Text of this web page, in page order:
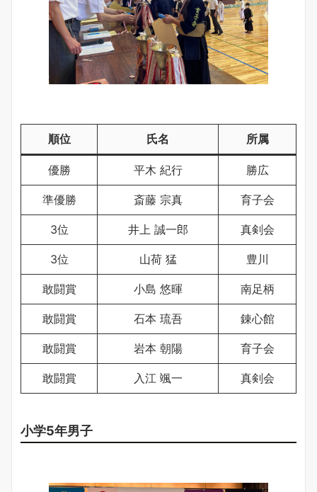
順位 氏名 所属
優勝 平木 紀行 勝広
準優勝 斎藤 宗真 育子会
3位 井上 誠一郎 真剣会
3位 山荷 猛 豊川
敢闘賞 小島 悠暉 南足柄
敢闘賞 石本 琉吾 錬心館
敢闘賞 岩本 朝陽 育子会
敢闘賞 入江 颯一 真剣会
小学5年男子